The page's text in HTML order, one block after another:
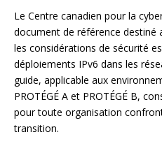
Le Centre canadien pour la
document de référence destiné
les considérations de sécurité
déploiements IPv6 dans les
guide, applicable aux
PROTÉGÉ A et PROTÉGÉ B,
pour toute organisation
transition.